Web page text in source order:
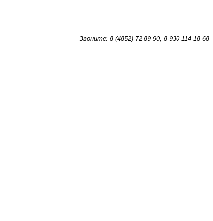
Звоните: 8 (4852) 72-89-90, 8-930-114-18-68